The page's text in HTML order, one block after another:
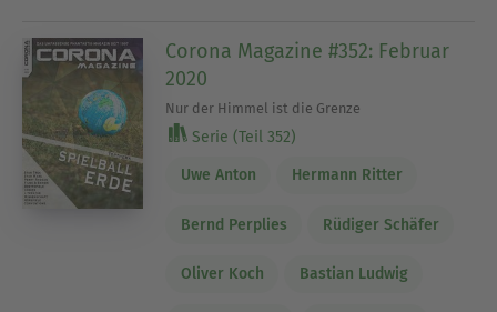
Corona Magazine #352: Februar
2020
Nur der Himmel ist die Grenze
Serie (Teil 352)
Uwe Anton Hermann Ritter
Bernd Perplies Rüdiger Schäfer
Oliver Koch Bastian Ludwig